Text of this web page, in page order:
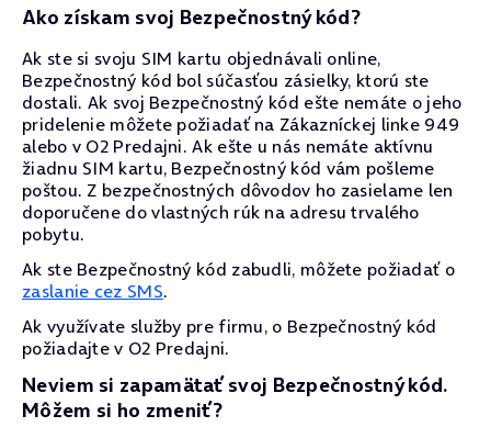
Ako získam svoj Bezpečnostný kód?
Ak ste si svoju SIM kartu objednávali online,
Bezpečnostný kód bol súčasťou zásielky, ktorú ste
dostali. Ak svoj Bezpečnostný kód ešte nemáte o jeho
pridelenie môžete požiadať na Zákazníckej linke 949
alebo v O2 Predajni. Ak ešte u nás nemáte aktívnu
žiadnu SIM kartu, Bezpečnostný kód vám pošleme
poštou. Z bezpečnostných dôvodov ho zasielame len
doporučene do vlastných rúk na adresu trvalého
pobytu.
Ak ste Bezpečnostný kód zabudli, môžete požiadať o
zaslanie cez SMS.
Ak využívate služby pre firmu, o Bezpečnostný kód
požiadajte v O2 Predajni.
Neviem si zapamätať svoj Bezpečnostný kód.
Môžem si ho zmeniť?